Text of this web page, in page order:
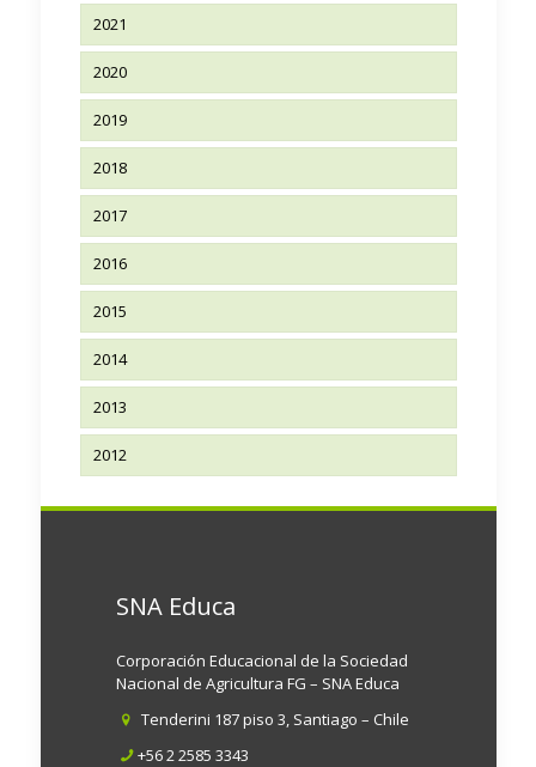
2021
2020
2019
2018
2017
2016
2015
2014
2013
2012
SNA Educa
Corporación Educacional de la Sociedad
Nacional de Agricultura FG – SNA Educa
Tenderini 187 piso 3, Santiago – Chile
+56 2 2585 3343